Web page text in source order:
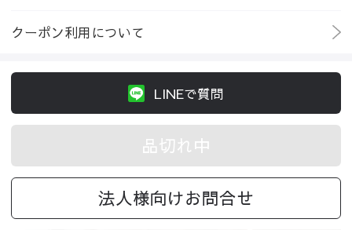
クーポン利用について
LINEで質問
品切れ中
法人様向けお問合せ